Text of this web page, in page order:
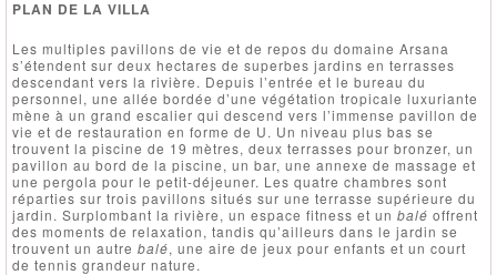
PLAN DE LA VILLA
Les multiples pavillons de vie et de repos du domaine Arsana
s’étendent sur deux hectares de superbes jardins en terrasses
descendant vers la rivière. Depuis l’entrée et le bureau du
personnel, une allée bordée d’une végétation tropicale luxuriante
mène à un grand escalier qui descend vers l’immense pavillon de
vie et de restauration en forme de U. Un niveau plus bas se
trouvent la piscine de 19 mètres, deux terrasses pour bronzer, un
pavillon au bord de la piscine, un bar, une annexe de massage et
une pergola pour le petit-déjeuner. Les quatre chambres sont
réparties sur trois pavillons situés sur une terrasse supérieure du
jardin. Surplombant la rivière, un espace fitness et un balé offrent
des moments de relaxation, tandis qu’ailleurs dans le jardin se
trouvent un autre balé, une aire de jeux pour enfants et un court
de tennis grandeur nature.